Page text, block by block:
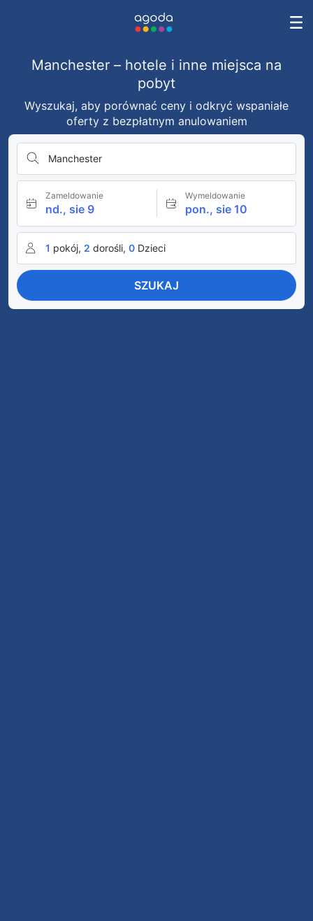
Manchester – hotele i inne miejsca na
pobyt
Wyszukaj, aby porównać ceny i odkryć wspaniałe
oferty z bezpłatnym anulowaniem
Manchester
Zameldowanie
nd., sie 9
Wymeldowanie
pon., sie 10
1 pokój, 2 dorośli, 0 Dzieci
SZUKAJ